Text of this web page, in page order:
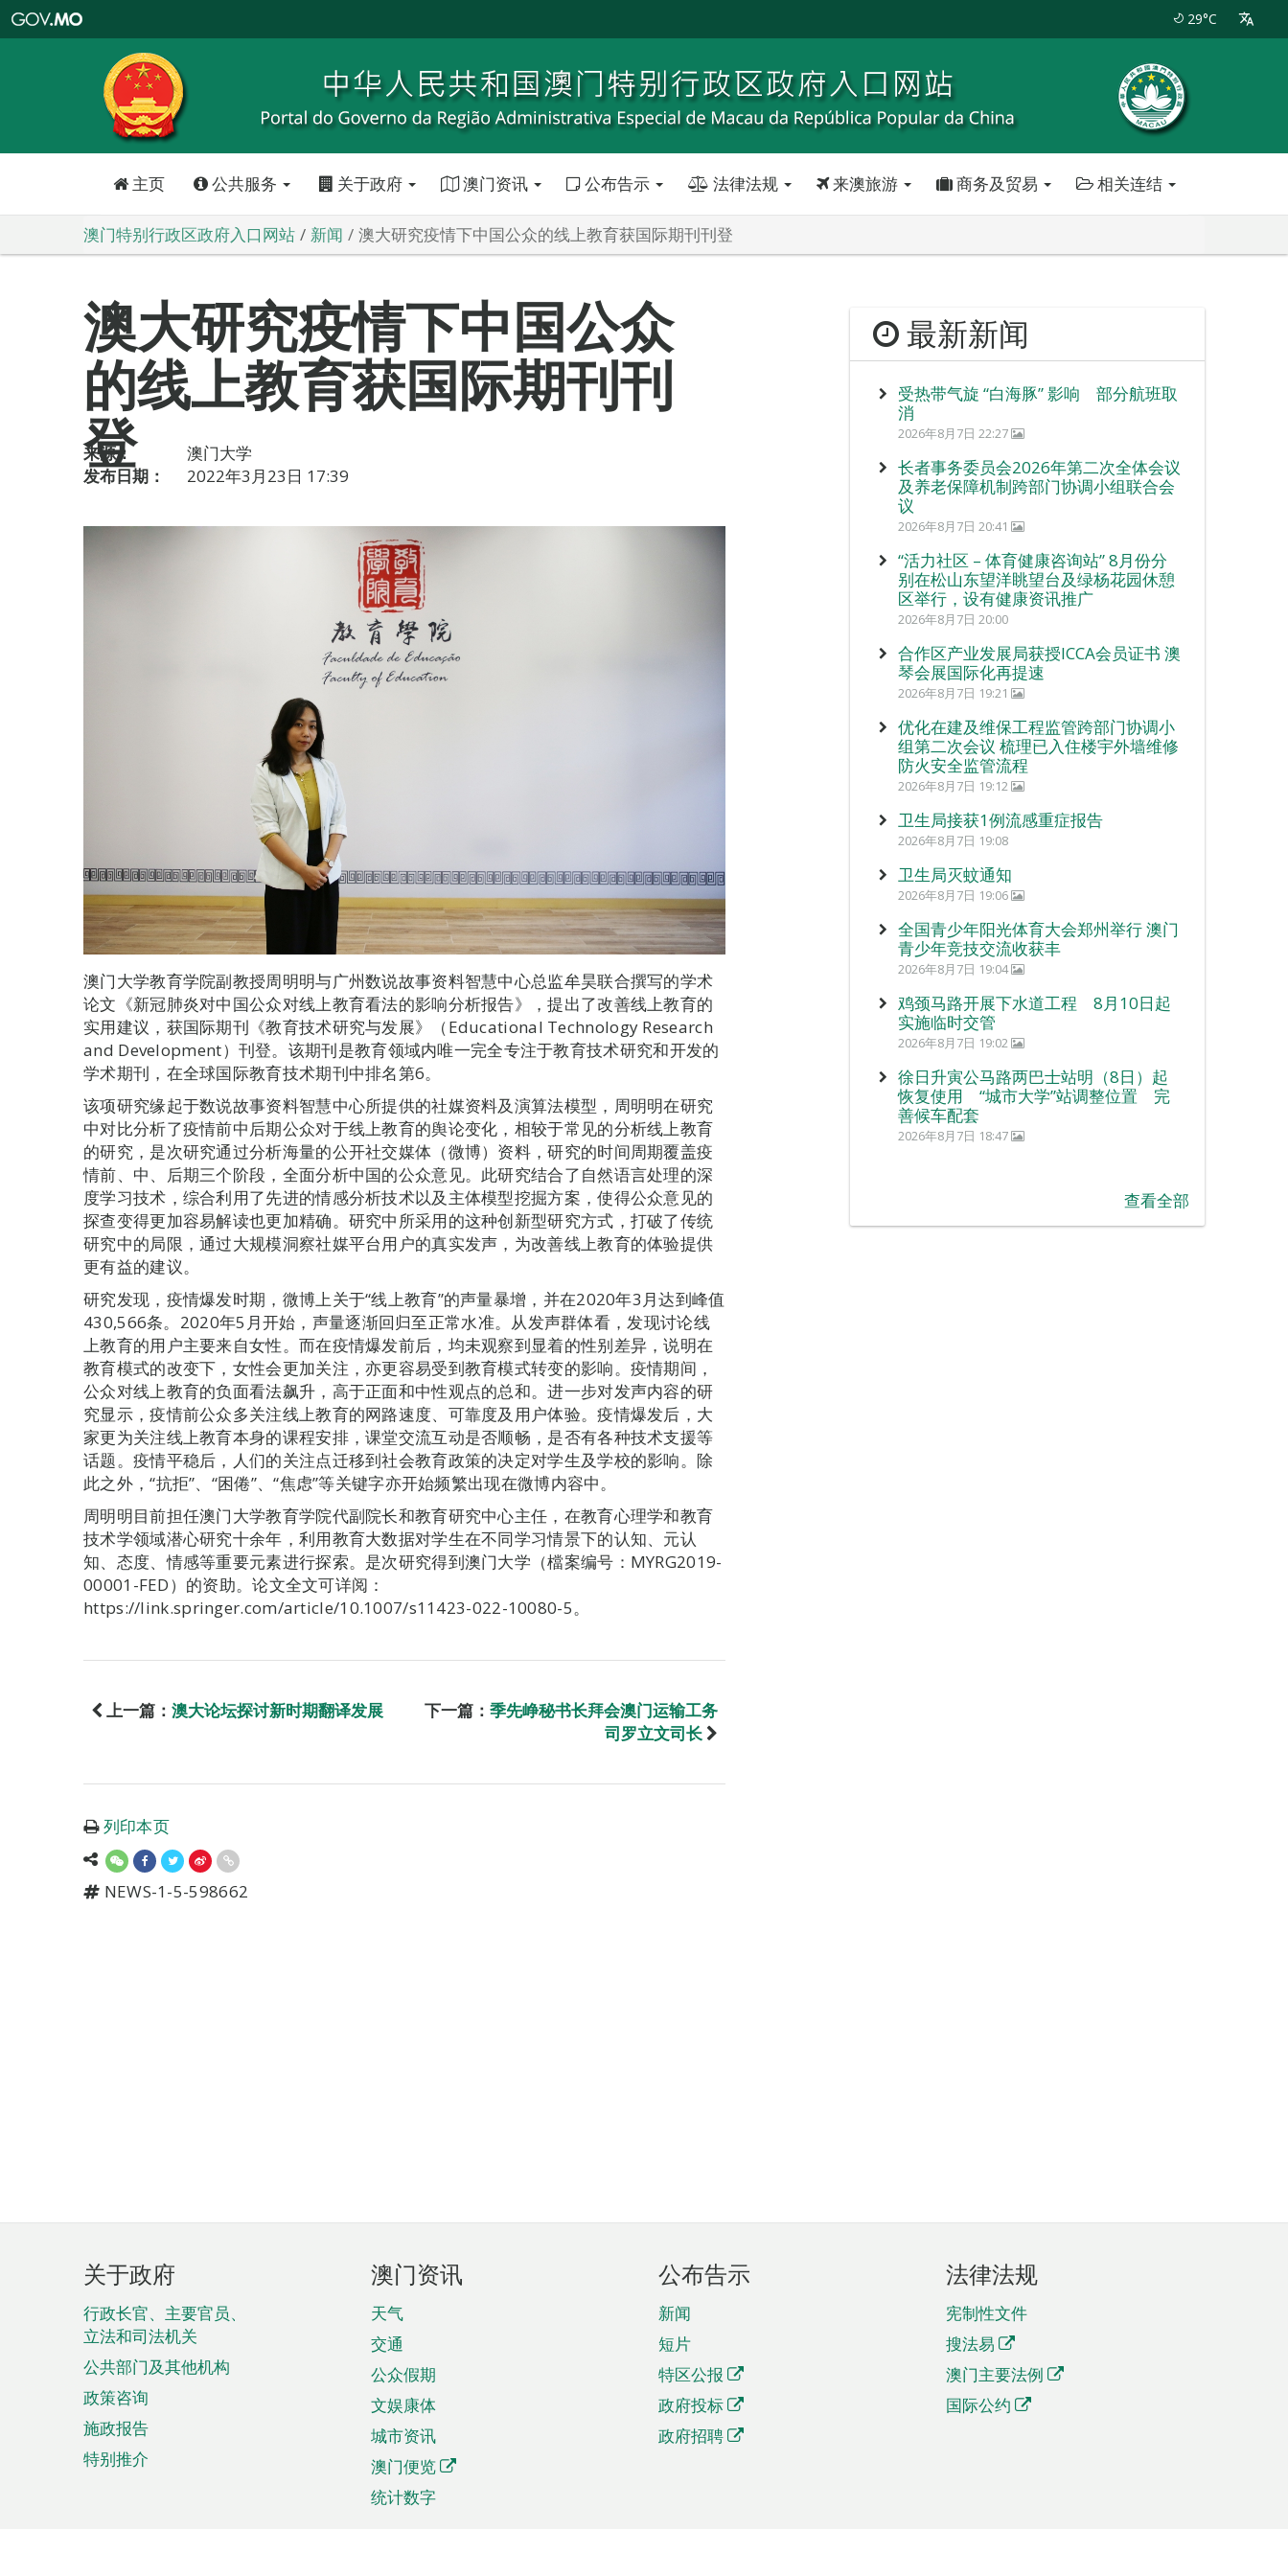
特
政
区
政
口
29°C
主页 公共服务 关于政府 澳门资讯 公布告示 法律法规 来澳旅游 商务及贸易 相关连结
澳门特别行政区政府入口网站 新闻 澳大研究疫情下中国公众的线上教育获国际期刊刊登
澳大研究疫情下中国公众
的线上教育获国际期刊刊
登
来源：
澳门大学
发布日期：
2022年3月23日 17:39
澳门大学教育学院副教授周明明与广州数说故事资料智慧中心总监牟昊联合撰写的学术
论文《新冠肺炎对中国公众对线上教育看法的影响分析报告》，提出了改善线上教育的
实用建议，获国际期刊《教育技术研究与发展》（Educational Technology Research
and Development）刊登。该期刊是教育领域内唯一完全专注于教育技术研究和开发的
学术期刊，在全球国际教育技术期刊中排名第6。
该项研究缘起于数说故事资料智慧中心所提供的社媒资料及演算法模型，周明明在研究
中对比分析了疫情前中后期公众对于线上教育的舆论变化，相较于常见的分析线上教育
的研究，是次研究通过分析海量的公开社交媒体（微博）资料，研究的时间周期覆盖疫
情前、中、后期三个阶段，全面分析中国的公众意见。此研究结合了自然语言处理的深
度学习技术，综合利用了先进的情感分析技术以及主体模型挖掘方案，使得公众意见的
探查变得更加容易解读也更加精确。研究中所采用的这种创新型研究方式，打破了传统
研究中的局限，通过大规模洞察社媒平台用户的真实发声，为改善线上教育的体验提供
更有益的建议。
研究发现，疫情爆发时期，微博上关于“线上教育”的声量暴增，并在2020年3月达到峰值
430,566条。2020年5月开始，声量逐渐回归至正常水准。从发声群体看，发现讨论线
上教育的用户主要来自女性。而在疫情爆发前后，均未观察到显着的性别差异，说明在
教育模式的改变下，女性会更加关注，亦更容易受到教育模式转变的影响。疫情期间，
公众对线上教育的负面看法飙升，高于正面和中性观点的总和。进一步对发声内容的研
究显示，疫情前公众多关注线上教育的网路速度、可靠度及用户体验。疫情爆发后，大
家更为关注线上教育本身的课程安排，课堂交流互动是否顺畅，是否有各种技术支援等
话题。疫情平稳后，人们的关注点迁移到社会教育政策的决定对学生及学校的影响。除
此之外，“抗拒”、“困倦”、“焦虑”等关键字亦开始频繁出现在微博内容中。
周明明目前担任澳门大学教育学院代副院长和教育研究中心主任，在教育心理学和教育
技术学领域潜心研究十余年，利用教育大数据对学生在不同学习情景下的认知、元认
知、态度、情感等重要元素进行探索。是次研究得到澳门大学（檔案编号：MYRG2019-
00001-FED）的资助。论文全文可详阅：
https://link.springer.com/article/10.1007/s11423-022-10080-5。
上一篇： 澳大论坛探讨新时期翻译发展 下一篇： 季先峥秘书长拜会澳门运输工务
司罗立文司长
列印本页
NEWS-1-5-598662
最新新闻
受热带气旋 “白海豚” 影响 部分航班取
消
2026年8月7日 22:27
长者事务委员会2026年第二次全体会议
及养老保障机制跨部门协调小组联合会
议
2026年8月7日 20:41
“活力社区 – 体育健康咨询站” 8月份分
别在松山东望洋眺望台及绿杨花园休憩
区举行，设有健康资讯推广
2026年8月7日 20:00
合作区产业发展局获授ICCA会员证书 澳
琴会展国际化再提速
2026年8月7日 19:21
优化在建及维保工程监管跨部门协调小
组第二次会议 梳理已入住楼宇外墙维修
防火安全监管流程
2026年8月7日 19:12
卫生局接获1例流感重症报告
2026年8月7日 19:08
卫生局灭蚊通知
2026年8月7日 19:06
全国青少年阳光体育大会郑州举行 澳门
青少年竞技交流收获丰
2026年8月7日 19:04
鸡颈马路开展下水道工程 8月10日起
实施临时交管
2026年8月7日 19:02
徐日升寅公马路两巴士站明（8日）起
恢复使用 “城市大学”站调整位置 完
善候车配套
2026年8月7日 18:47
查看全部
页
脚
菜
单
关于政府
行政长官、主要官员、
立法和司法机关
公共部门及其他机构
政策咨询
施政报告
特别推介
澳门资讯
天气
交通
公众假期
文娱康体
城市资讯
澳门便览
统计数字
公布告示
新闻
短片
特区公报
政府投标
政府招聘
法律法规
宪制性文件
搜法易
澳门主要法例
国际公约